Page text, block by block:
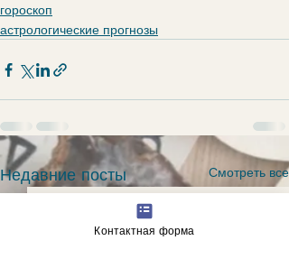
гороскоп
астрологические прогнозы
Недавние посты Смотреть все
Контактная форма